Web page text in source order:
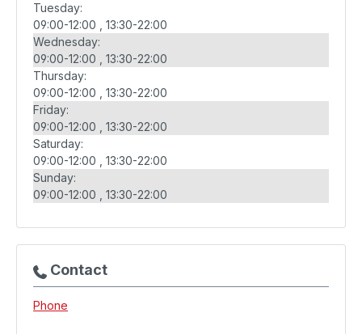
Tuesday:
09:00-12:00
13:30-22:00
Wednesday:
09:00-12:00
13:30-22:00
Thursday:
09:00-12:00
13:30-22:00
Friday:
09:00-12:00
13:30-22:00
Saturday:
09:00-12:00
13:30-22:00
Sunday:
09:00-12:00
13:30-22:00
Contact
Phone